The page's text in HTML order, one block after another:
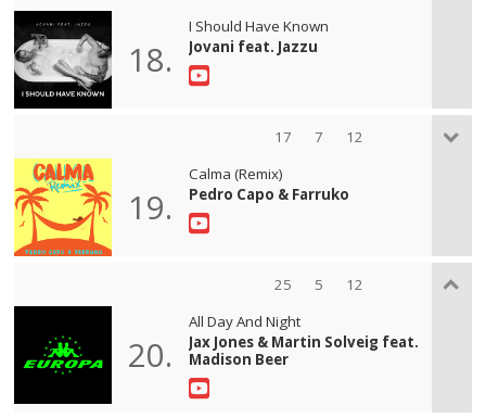
18.
I Should Have Known
Jovani feat. Jazzu
17 7 12
19.
Calma (Remix)
Pedro Capo & Farruko
25 5 12
20.
All Day And Night
Jax Jones & Martin Solveig feat.
Madison Beer